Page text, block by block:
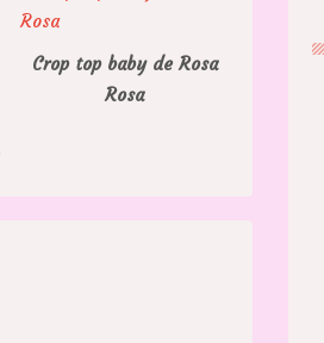
Crop top baby de Rosa
Rosa